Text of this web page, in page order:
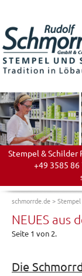
Stempel & Schilder
+49 3585 86
schmorrde.de>
NEUES aus
Seite 1 von 2.
Die